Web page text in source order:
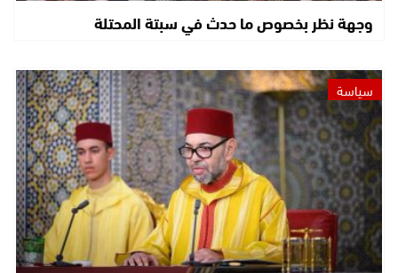
وجهة نظر بخصوص ما حدث في سبتة المحتلة
سياسة